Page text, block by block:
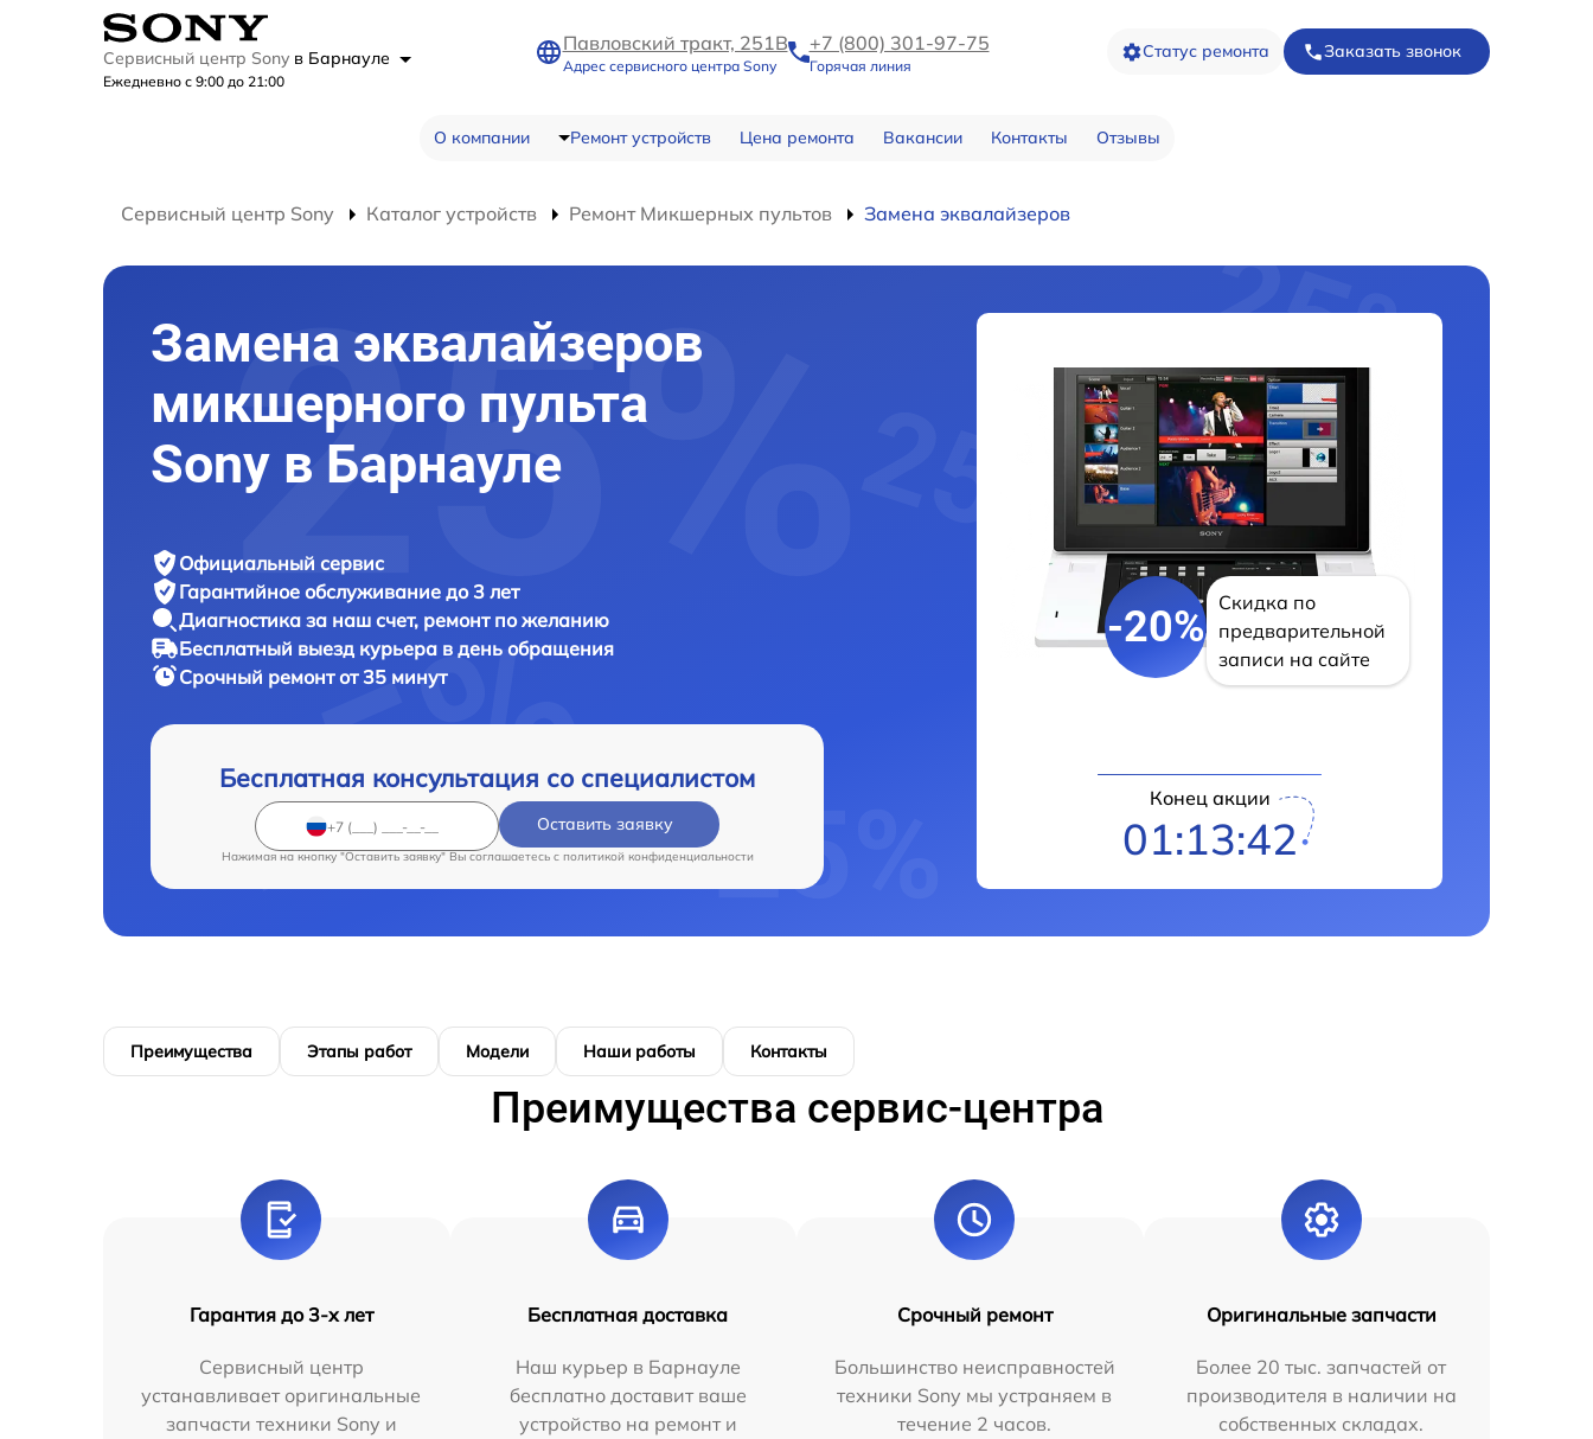
Сервисный центр Sony в Барнауле
Ежедневно с 9:00 до 21:00
Павловский тракт, 251В
Адрес сервисного центра Sony
+7 (800) 301-97-75
Горячая линия
Статус ремонта Заказать звонок
О компании Ремонт устройств Цена ремонта Вакансии Контакты Отзывы
Сервисный центр Sony Каталог устройств Ремонт Микшерных пультов Замена эквалайзеров
Замена эквалайзеров
микшерного пульта
Sony в Барнауле
Официальный сервис
Гарантийное обслуживание до 3 лет
Диагностика за наш счет, ремонт по желанию
Бесплатный выезд курьера в день обращения
Срочный ремонтот 35 минут
Бесплатная консультация со специалистом
Оставить заявку
Нажимая на кнопку "Оставить заявку" Вы соглашаетесь c политикой конфиденциальности
-20%
Скидка по
предварительной
записи на сайте
Конец акции
01:13:41
Преимущества Этапы работ Модели Наши работы Контакты
Преимущества сервис-центра
Гарантия до 3-х лет
Сервисный центр
устанавливает оригинальные
запчасти техники Sony и
Бесплатная доставка
Наш курьер в Барнауле
бесплатно доставит ваше
устройство на ремонт и
Срочный ремонт
Большинство неисправностей
техники Sony мы устраняем в
течение 2 часов.
Оригинальные запчасти
Более 20 тыс. запчастей от
производителя в наличии на
собственных складах.